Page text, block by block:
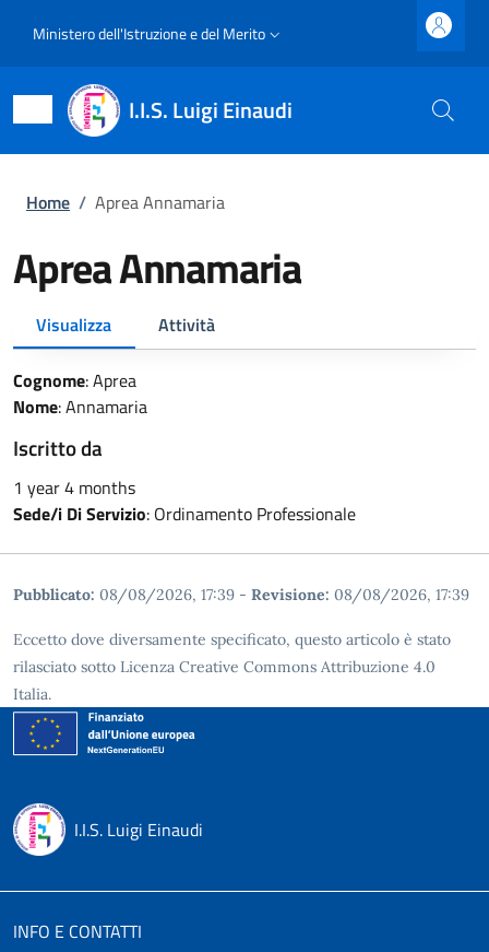
Slim top
Ministero dell'Istruzione e del Merito
I.I.S. Luigi Einaudi
Briciole di pane
Home / Aprea Annamaria
Aprea Annamaria
Primary tabs
Visualizza Attività
Cognome:Aprea
Nome:Annamaria
Iscritto da
1 year 4 months
Sede/i Di Servizio: Ordinamento Professionale
Pubblicato: 08/08/2026, 17:39 - Revisione: 08/08/2026, 17:39
Eccetto dove diversamente specificato, questo articolo è stato
rilasciato sotto Licenza Creative Commons Attribuzione 4.0
Italia.
I.I.S. Luigi Einaudi
INFO E CONTATTI